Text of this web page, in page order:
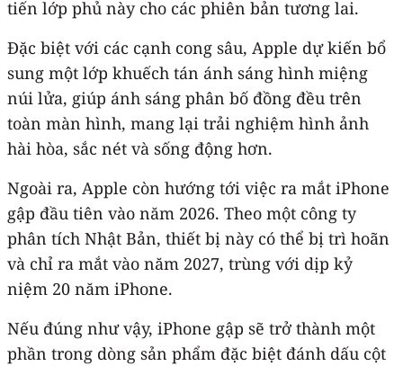
tiến lớp phủ này cho các phiên bản tương lai.
Đặc biệt với các cạnh cong sâu, Apple dự kiến bổ
sung một lớp khuếch tán ánh sáng hình miệng
núi lửa, giúp ánh sáng phân bố đồng đều trên
toàn màn hình, mang lại trải nghiệm hình ảnh
hài hòa, sắc nét và sống động hơn.
Ngoài ra, Apple còn hướng tới việc ra mắt ‌iPhone‌
gập đầu tiên vào năm 2026. Theo một công ty
phân tích Nhật Bản, thiết bị này có thể bị trì hoãn
và chỉ ra mắt vào năm 2027, trùng với dịp kỷ
niệm 20 năm iPhone.
Nếu đúng như vậy, ‌iPhone‌ gập sẽ trở thành một
phần trong dòng sản phẩm đặc biệt đánh dấu cột